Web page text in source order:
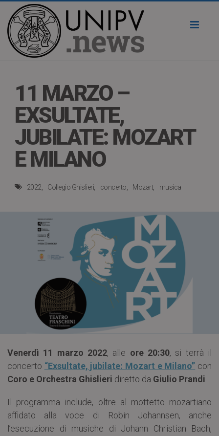
11 MARZO –
EXSULTATE,
JUBILATE: MOZART
E MILANO
2022 Collegio Ghislieri concerto Mozart musica
Venerdì 11 marzo 2022, alle ore 20:30, si terrà il
concerto “Exsultate, jubilate: Mozart e Milano” con
Coro e Orchestra Ghislieri diretto da Giulio Prandi
Il programma include, oltre al mottetto mozartiano
affidato alla voce di Robin Johannsen, anche
l’esecuzione di musiche di Johann Christian Bach,